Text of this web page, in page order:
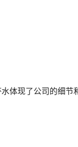
体现了公司的细节